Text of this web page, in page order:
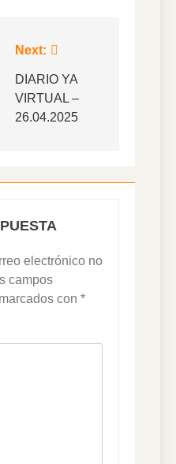
Next:
DIARIO YA
VIRTUAL –
26.04.2025
electrónico no
campos
con *